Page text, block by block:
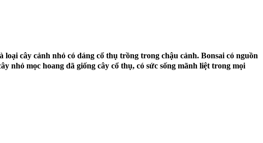
cây cảnh nhỏ có dáng cổ thụ trồng trong chậu cảnh. Bonsai có nguồn
nhỏ mọc hoang dã giống cây cổ thụ, có sức sống mãnh liệt trong mọi